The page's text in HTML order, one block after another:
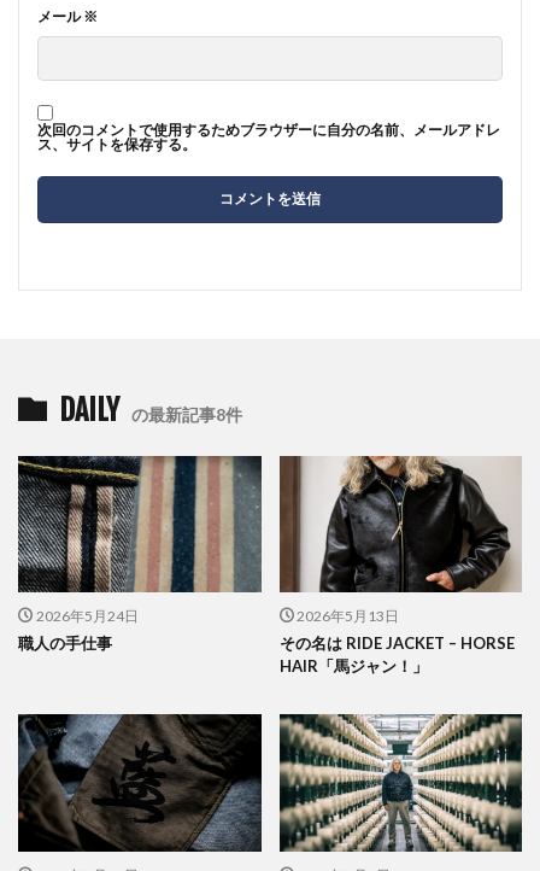
メール※
次回のコメントで使用するためブラウザーに自分の名前、メールアドレ
ス、サイトを保存する。
DAILY の最新記事8件
2026年5月24日
職人の手仕事
2026年5月13日
その名は RIDE JACKET – HORSE
HAIR「馬ジャン！」